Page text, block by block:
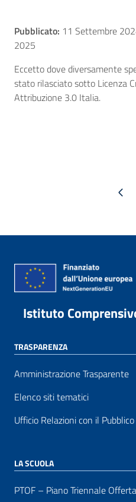
Pubblicato: 11 Settembre
2025
Eccetto dove diversamente
stato rilasciato sotto Licenza
Attribuzione 3.0 Italia.
Pagina
Istituto
TRASPARENZA
Amministrazione Trasparente
Elenco siti tematici
Ufficio Relazioni con il Pubblico
LA SCUOLA
PTOF – Piano Triennale